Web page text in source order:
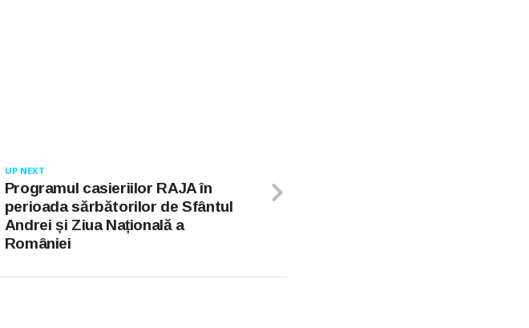
UP NEXT
Programul casieriilor RAJA în
perioada sărbătorilor de Sfântul
Andrei și Ziua Națională a
României